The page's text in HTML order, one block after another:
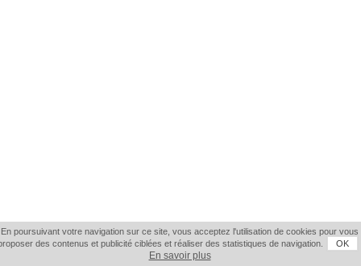
En poursuivant votre navigation sur ce site, vous acceptez l'utilisation de cookies pour vous
des contenus et publicité ciblées et réaliser des statistiques de navigation.
OK
En savoir plus